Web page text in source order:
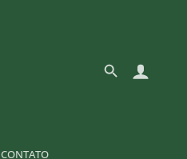
CONTATO